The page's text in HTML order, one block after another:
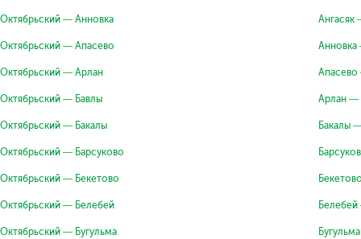
Октябрьский — Анновка
Октябрьский — Апасево
Октябрьский — Арлан
Октябрьский — Бавлы
Октябрьский — Бакалы
Октябрьский — Барсуково
Октябрьский — Бекетово
Октябрьский — Белебей
Октябрьский — Бугульма
Ангасяк
Анновка
Апасево
Арлан —
Бакалы